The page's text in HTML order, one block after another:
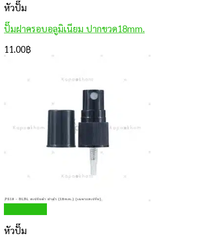
หัวปั๊ม
ปั๊มฝาครอบอลูมิเนียม ปากขวด18mm.
11.00฿
หัวปั๊ม